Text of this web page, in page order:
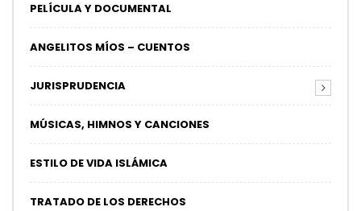
PELÍCULA Y DOCUMENTAL
ANGELITOS MÍOS – CUENTOS
JURISPRUDENCIA
MÚSICAS, HIMNOS Y CANCIONES
ESTILO DE VIDA ISLÁMICA
TRATADO DE LOS DERECHOS